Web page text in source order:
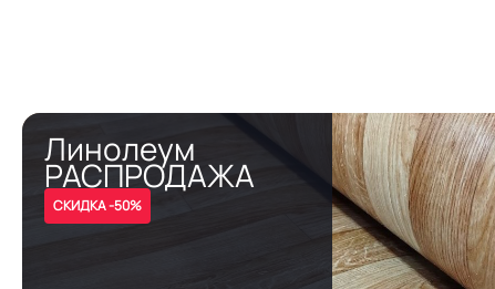
Линолеум
РАСПРОДАЖА
СКИДКА -50%